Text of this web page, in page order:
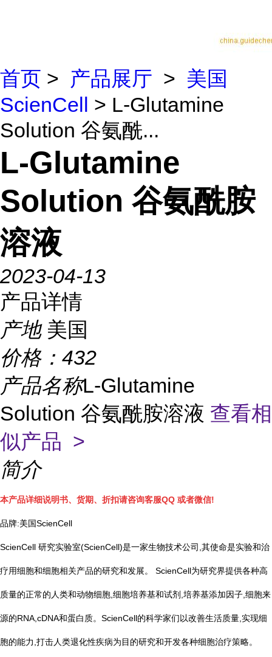
首页 > 产品展厅 > 美国
ScienCell > L-Glutamine
Solution 谷氨酰...
L-Glutamine
Solution 谷氨酰胺
溶液
2023-04-13
产品详情
产地 美国
价格： 432
产品名称L-Glutamine
Solution 谷氨酰胺溶液 查看相
似产品 >
简介
本产品详细说明书、货期、折扣请咨询客服QQ 或者微信!
品牌:美国ScienCell
ScienCell 研究实验室(ScienCell)是一家生物技术公司,其使命是实验和治
疗用细胞和细胞相关产品的研究和发展。 ScienCell为研究界提供各种高
质量的正常的人类和动物细胞,细胞培养基和试剂,培养基添加因子,细胞来
源的RNA,cDNA和蛋白质。ScienCell的科学家们以改善生活质量,实现细
胞的能力,打击人类退化性疾病为目的研究和开发各种细胞治疗策略。